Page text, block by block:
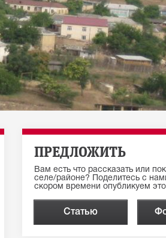
ПРЕДЛОЖИТЬ
Вам есть что рассказать или
селе/районе? Поделитесь с
скором времени опубликуем
Статью